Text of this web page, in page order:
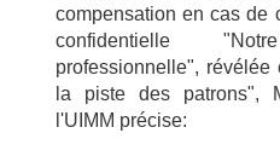
compensation en cas de
confidentielle
professionnelle",
la piste des patrons",
l'UIMM précise: